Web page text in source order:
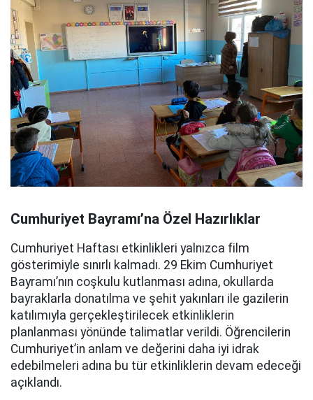
Cumhuriyet Bayramı’na Özel Hazırlıklar
Cumhuriyet Haftası etkinlikleri yalnızca film
gösterimiyle sınırlı kalmadı. 29 Ekim Cumhuriyet
Bayramı’nın coşkulu kutlanması adına, okullarda
bayraklarla donatılma ve şehit yakınları ile gazilerin
katılımıyla gerçekleştirilecek etkinliklerin
planlanması yönünde talimatlar verildi. Öğrencilerin
Cumhuriyet’in anlam ve değerini daha iyi idrak
edebilmeleri adına bu tür etkinliklerin devam edeceği
açıklandı.